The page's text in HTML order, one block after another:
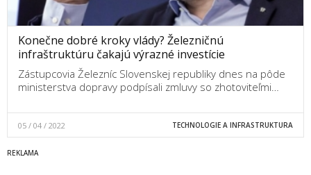
Konečne dobré kroky vlády? Železničnú
infraštruktúru čakajú výrazné investície
Zástupcovia Železníc Slovenskej republiky dnes na pôde
ministerstva dopravy podpísali zmluvy so zhotoviteľmi…
05 / 04 / 2022 TECHNOLOGIE A INFRASTRUKTURA